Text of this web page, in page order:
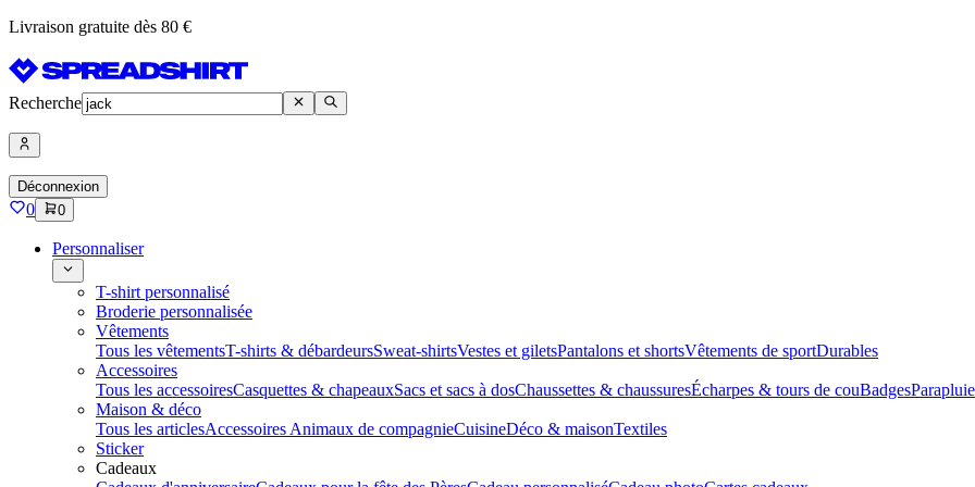
Livraison gratuite dès 80 €
Recherche
Déconnexion
0 0
Personnaliser
T-shirt personnalisé
Broderie personnalisée
Vêtements
Tous les vêtementsT-shirts & débardeursSweat-shirtsVestes et giletsPantalons et shortsVêtements de sportDurables
Accessoires
Tous les accessoiresCasquettes & chapeauxSacs et sacs à dosChaussettes & chaussuresÉcharpes & tours de couBadges
Maison & déco
Tous les articlesAccessoires Animaux de compagnieCuisineDéco & maisonTextiles
Sticker
Cadeaux